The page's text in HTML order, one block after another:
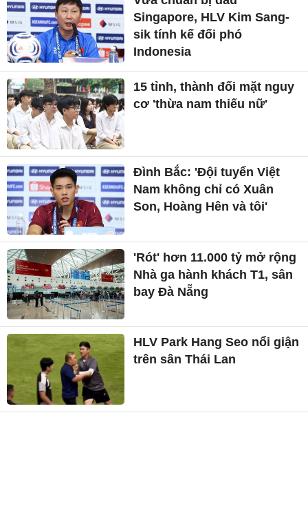
Singapore, HLV Kim Sang-
sik tính kế đối phó
Indonesia
15 tỉnh, thành đối mặt nguy
cơ 'thừa nam thiếu nữ'
Đình Bắc: 'Đội tuyển Việt
Nam không chỉ có Xuân
Son, Hoàng Hên và tôi'
'Rót' hơn 11.000 tỷ mở rộng
Nhà ga hành khách T1, sân
bay Đà Nẵng
HLV Park Hang Seo nổi giận
trên sân Thái Lan